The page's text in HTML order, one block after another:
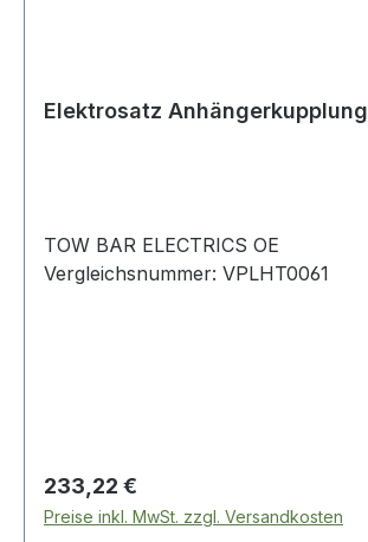
Elektrosatz Anhängerkupplung
TOW BAR ELECTRICS OE
Vergleichsnummer: VPLHT0061
Regulärer Preis:
233,22 €
Preise inkl. MwSt. zzgl. Versandkosten